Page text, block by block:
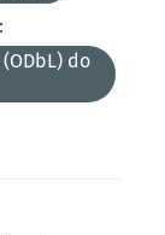
do